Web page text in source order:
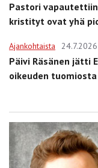
Pastori
kristityt ovat yhä
Ajankohtaista 24.7.2026
Päivi Räsänen jätti
oikeuden tuomiosta